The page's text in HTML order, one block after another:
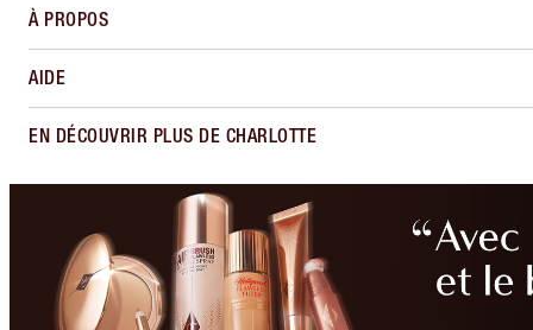
À PROPOS
AIDE
EN DÉCOUVRIR PLUS DE CHARLOTTE